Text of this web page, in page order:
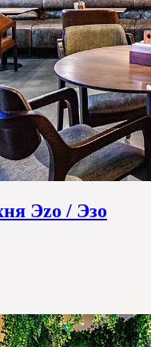
Эzо / Эзо